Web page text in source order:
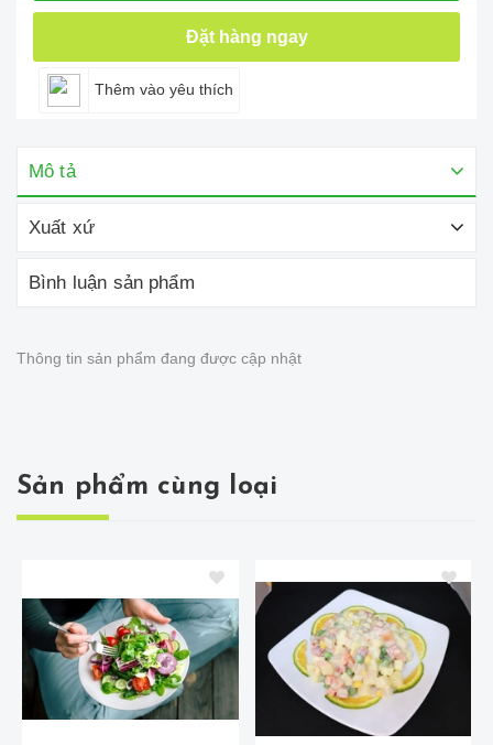
Đặt hàng ngay
Thêm vào yêu thích
Mô tả
Xuất xứ
Bình luận sản phẩm
Thông tin sản phẩm đang được cập nhật
Sản phẩm cùng loại